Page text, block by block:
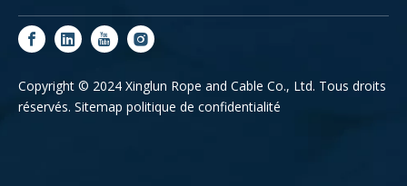
Copyright © 2024 Xinglun Rope and Cable Co., Ltd. Tous droits
réservés. Sitemap politique de confidentialité